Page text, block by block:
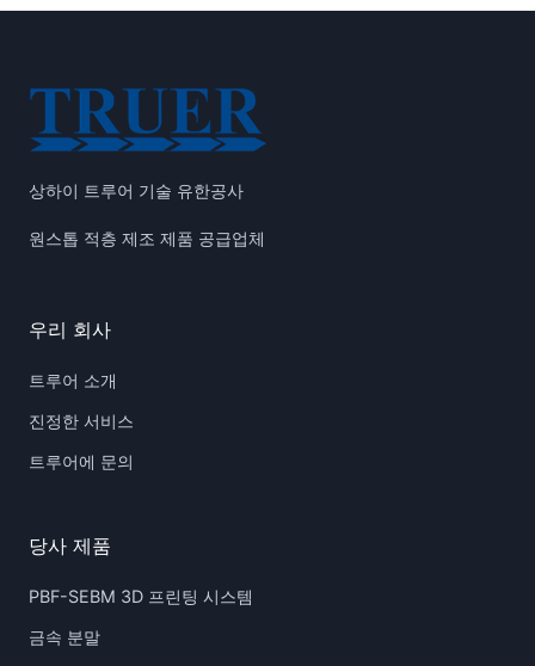
상하이 트루어 기술 유한공사
원스톱 적층 제조 제품 공급업체
우리 회사
트루어 소개
진정한 서비스
트루어에 문의
당사 제품
PBF-SEBM 3D 프린팅 시스템
금속 분말